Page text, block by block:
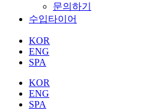
문의하기
수입타이어
KOR
ENG
SPA
KOR
ENG
SPA